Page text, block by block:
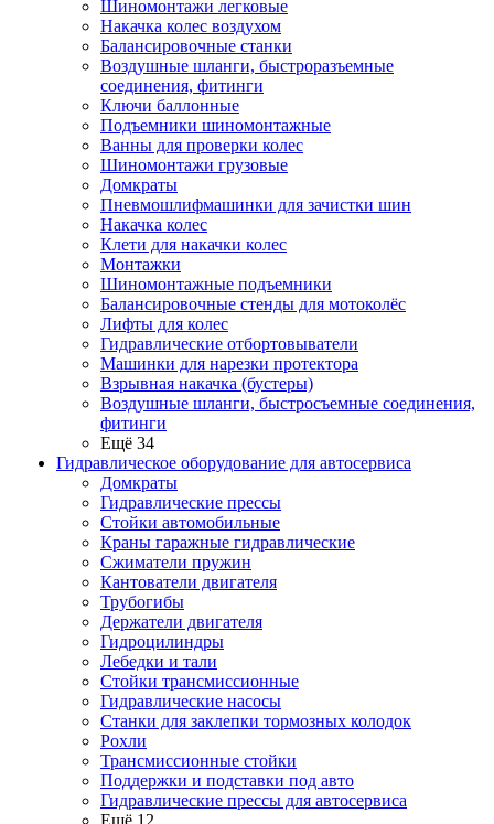
Шиномонтажи легковые
Накачка колес воздухом
Балансировочные станки
Воздушные шланги, быстроразъемные
соединения, фитинги
Ключи баллонные
Подъемники шиномонтажные
Ванны для проверки колес
Шиномонтажи грузовые
Домкраты
Пневмошлифмашинки для зачистки шин
Накачка колес
Клети для накачки колес
Монтажки
Шиномонтажные подъемники
Балансировочные стенды для мотоколёс
Лифты для колес
Гидравлические отбортовыватели
Машинки для нарезки протектора
Взрывная накачка (бустеры)
Воздушные шланги, быстросъемные соединения,
фитинги
Ещё 34
Гидравлическое оборудование для автосервиса
Домкраты
Гидравлические прессы
Стойки автомобильные
Краны гаражные гидравлические
Сжиматели пружин
Кантователи двигателя
Трубогибы
Держатели двигателя
Гидроцилиндры
Лебедки и тали
Стойки трансмиссионные
Гидравлические насосы
Cтанки для заклепки тормозных колодок
Рохли
Трансмиссионные стойки
Поддержки и подставки под авто
Гидравлические прессы для автосервиса
Ещё 12